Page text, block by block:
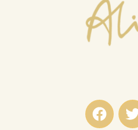
F
a